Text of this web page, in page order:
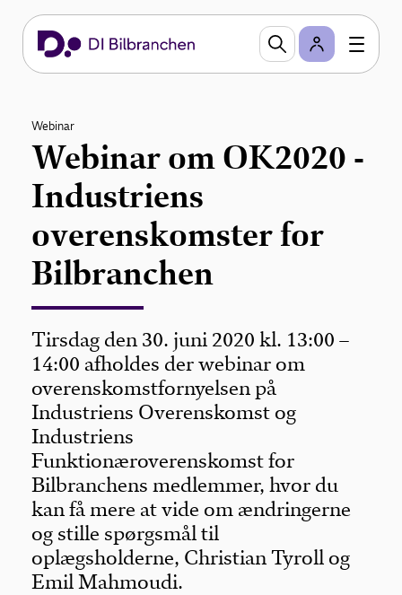
Webinar
Webinar om OK2020 -
Industriens
overenskomster for
Bilbranchen
Tirsdag den 30. juni 2020 kl. 13:00 –
14:00 afholdes der webinar om
overenskomstfornyelsen på
Industriens Overenskomst og
Industriens
Funktionæroverenskomst for
Bilbranchens medlemmer, hvor du
kan få mere at vide om ændringerne
og stille spørgsmål til
oplægsholderne, Christian Tyroll og
Emil Mahmoudi.